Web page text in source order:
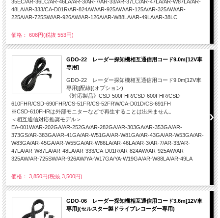
35EC/AR-36LC/AR-46LA/AR-3/AR-7/AR-33/AR-37LC/AR-47LA/AR-W87LA/AR-
48LA/AR-333/CA-D01R/AR-824AW/AR-925AW/AR-125A/AR-325AW/AR-
225A/AR-725SW/AR-926AW/AR-126A/AR-W88LA/AR-49LA/AR-38LC
価格： 608円(税抜 553円)
GDO-22 レーダー探知機相互通信用コード9.0m[12V車
専用]
GDO-22 レーダー探知機相互通信用コード9.0m[12V車
専用][配線](オプション)
《対応製品》CSD-500FHR/CSD-600FHR/CSD-
610FHR/CSD-690FHR/CS-51FR/CS-52FRW/CA-D01D/CS-691FH
※CSD-610FHRは外部モニターなどで再生することは出来ません。
＜相互通信対応推奨モデル＞
EA-001W/AR-202GA/AR-252GA/AR-282GA/AR-303GA/AR-353GA/AR-
373GS/AR-383GA/AR-41GA/AR-W51GA/AR-W81GA/AR-43GA/AR-W53GA/AR-
W83GA/AR-45GA/AR-W55GA/AR-W86LA/AR-46LA/AR-3/AR-7/AR-33/AR-
47LA/AR-W87LA/AR-48LA/AR-333/CA-D01R/AR-824AW/AR-925AW/AR-
325AW/AR-725SW/AR-926AW/YA-W17GA/YA-W19GA/AR-W88LA/AR-49LA
価格： 3,850円(税抜 3,500円)
GDO-06 レーダー探知機相互通信用コード3.6m[12V車
専用](セルスター製ドライブレコーダー専用)